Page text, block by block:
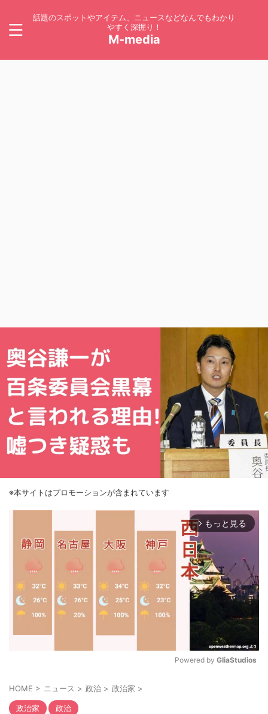
話題のスポットやアイテム、ニュースなどなんでもわかり
やすく深掘り！
M-media
※本サイトはプロモーションが含まれています
arrow_forward_ios もっと見る
Powered by GliaStudios
HOME > ニュース > 政治 > 政治家 >
政治家 政治